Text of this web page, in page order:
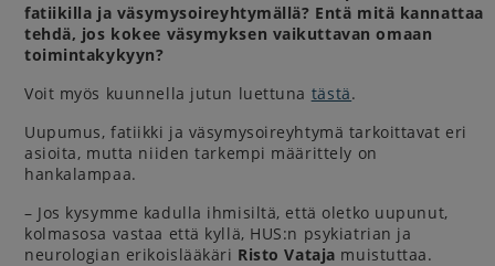
fatiikilla ja väsymysoireyhtymällä? Entä mitä kannattaa
tehdä, jos kokee väsymyksen vaikuttavan omaan
toimintakykyyn?
Voit myös kuunnella jutun luettuna tästä.
Uupumus, fatiikki ja väsymysoireyhtymä tarkoittavat eri
asioita, mutta niiden tarkempi määrittely on
hankalampaa.
– Jos kysymme kadulla ihmisiltä, että oletko uupunut,
kolmasosa vastaa että kyllä, HUS:n psykiatrian ja
neurologian erikoislääkäri Risto Vataja muistuttaa.